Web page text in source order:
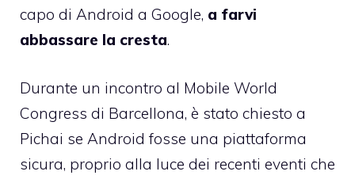
capo di Android a Google, a farvi
abbassare la cresta.
Durante un incontro al Mobile World
Congress di Barcellona, è stato chiesto a
Pichai se Android fosse una piattaforma
sicura, proprio alla luce dei recenti eventi che